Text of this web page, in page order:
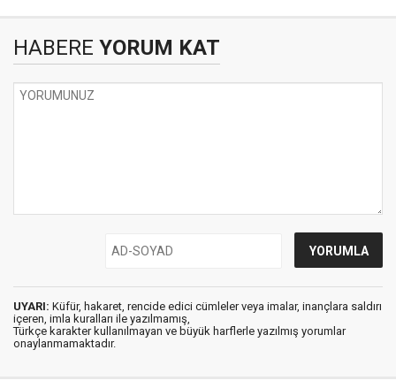
HABERE YORUM KAT
UYARI: Küfür, hakaret, rencide edici cümleler veya imalar, inançlara saldırı
içeren, imla kuralları ile yazılmamış,
Türkçe karakter kullanılmayan ve büyük harflerle yazılmış yorumlar
onaylanmamaktadır.